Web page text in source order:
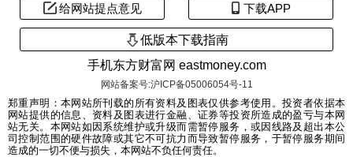
给网站提点意见 下载APP
低版本下载指南
手机东方财富网 eastmoney.com
网站备案号:沪ICP备05006054号-11
郑重声明：本网站所刊载的所有资料及图表仅供参考使用。投资者依据本
网站提供的信息、资料及图表进行金融、证券等投资所造成的盈亏与本网
站无关。本网站如因系统维护或升级而需暂停服务，或因线路及超出本公
司控制范围的硬件故障或其它不可抗力而导致暂停服务，于暂停服务期间
造成的一切不便与损失，本网站不负任何责任。